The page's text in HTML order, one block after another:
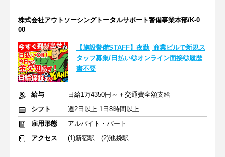
株式会社アウトソーシングトータルサポート警備事業本部/K-0
00
【施設警備STAFF】夜勤│商業ビルで新規ス
タッフ募集/日払い◎オンライン面接◎履歴
書不要
給与
日給1万4350円～＋交通費全額支給
シフト
週2日以上 1日8時間以上
雇用形態
アルバイト・パート
アクセス
(1)新宿駅 (2)池袋駅